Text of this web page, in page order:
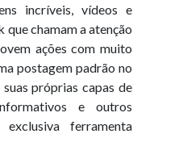
incríveis, vídeos e
chamam a atenção
ações com muito
postagem padrão no
próprias capas de
e outros
ferramenta